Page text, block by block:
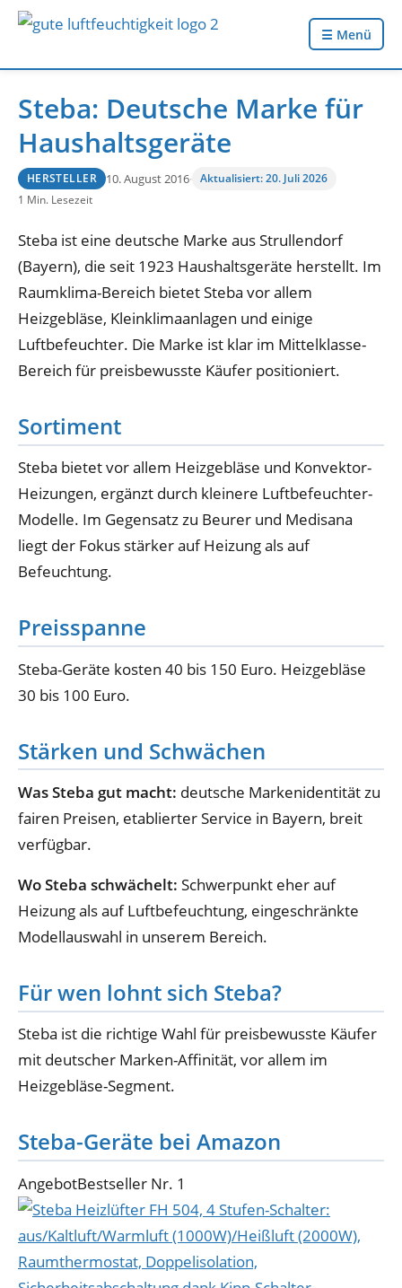
☰ Menü
Steba: Deutsche Marke für
Haushaltsgeräte
HERSTELLER 10. August 2016·
Aktualisiert: 20. Juli 2026
1 Min. Lesezeit
Steba ist eine deutsche Marke aus Strullendorf
(Bayern), die seit 1923 Haushaltsgeräte herstellt. Im
Raumklima-Bereich bietet Steba vor allem
Heizgebläse, Kleinklimaanlagen und einige
Luftbefeuchter. Die Marke ist klar im Mittelklasse-
Bereich für preisbewusste Käufer positioniert.
Sortiment
Steba bietet vor allem Heizgebläse und Konvektor-
Heizungen, ergänzt durch kleinere Luftbefeuchter-
Modelle. Im Gegensatz zu Beurer und Medisana
liegt der Fokus stärker auf Heizung als auf
Befeuchtung.
Preisspanne
Steba-Geräte kosten 40 bis 150 Euro. Heizgebläse
30 bis 100 Euro.
Stärken und Schwächen
Was Steba gut macht: deutsche Markenidentität zu
fairen Preisen, etablierter Service in Bayern, breit
verfügbar.
Wo Steba schwächelt: Schwerpunkt eher auf
Heizung als auf Luftbefeuchtung, eingeschränkte
Modellauswahl in unserem Bereich.
Für wen lohnt sich Steba?
Steba ist die richtige Wahl für preisbewusste Käufer
mit deutscher Marken-Affinität, vor allem im
Heizgebläse-Segment.
Steba-Geräte bei Amazon
AngebotBestseller Nr. 1